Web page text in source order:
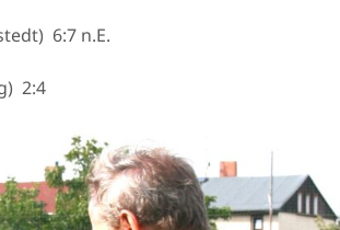
6:7 n.E.
2:4